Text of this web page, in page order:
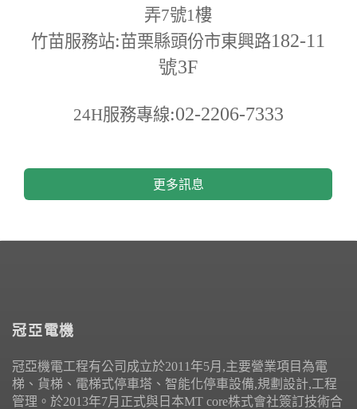
弄7號1樓
竹苗服務站:苗栗縣頭份市東興路182-11
號3F
24H服務專線:02-2206-7333
更多訊息
冠亞電機
冠亞機電工程有公司成立於2011年5月,主要營業項目為電
梯、貨梯、電梯式停車塔、智能化停車設備,規劃設計,工程
管理。於2013年7月正式與日本MT core株式會社簽訂技術合